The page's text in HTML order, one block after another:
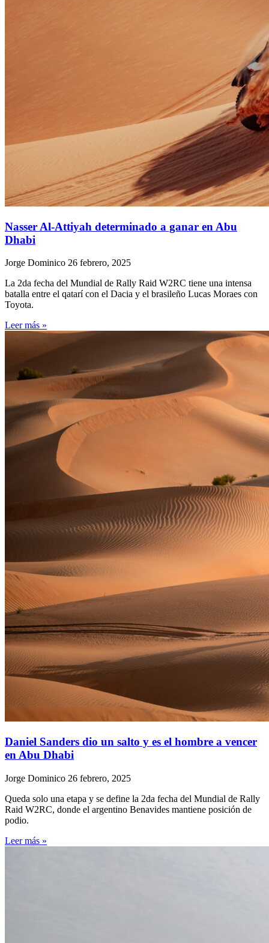
Nasser Al-Attiyah determinado a ganar en Abu
Dhabi
Jorge Dominico 26 febrero, 2025
La 2da fecha del Mundial de Rally Raid W2RC tiene una intensa
batalla entre el qatarí con el Dacia y el brasileño Lucas Moraes con
Toyota.
Leer más »
Daniel Sanders dio un salto y es el hombre a vencer
en Abu Dhabi
Jorge Dominico 26 febrero, 2025
Queda solo una etapa y se define la 2da fecha del Mundial de Rally
Raid W2RC, donde el argentino Benavides mantiene posición de
podio.
Leer más »